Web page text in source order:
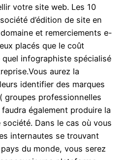
votre site web. Les 10
d’édition de site en
et remerciements e-
placés que le coût
quel infographiste spécialisé
aurez la
identifier des marques
groupes professionnelles
faudra également produire la
Dans le cas où vous
internautes se trouvant
du monde, vous serez